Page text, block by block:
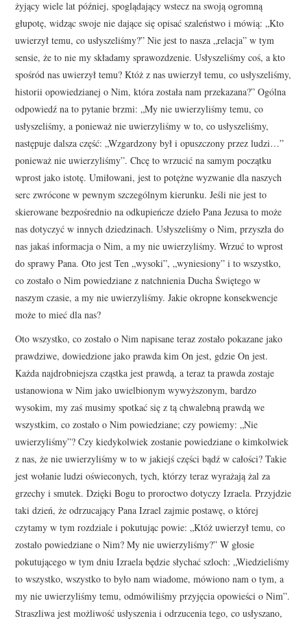
żyjący wiele lat później, spoglądający wstecz na swoją ogromną
głupotę, widząc swoje nie dające się opisać szaleństwo i mówią: „Kto
uwierzył temu, co usłyszeliśmy?” Nie jest to nasza „relacja” w tym
sensie, że to nie my składamy sprawozdzenie. Usłyszeliśmy coś, a kto
spośród nas uwierzył temu? Któż z nas uwierzył temu, co usłyszeliśmy,
historii opowiedzianej o Nim, która została nam przekazana?” Ogólna
odpowiedź na to pytanie brzmi: „My nie uwierzyliśmy temu, co
usłyszeliśmy, a ponieważ nie uwierzyliśmy w to, co usłyszeliśmy,
następuje dalsza część: „Wzgardzony był i opuszczony przez ludzi…”
ponieważ nie uwierzyliśmy”. Chcę to wrzucić na samym początku
wprost jako istotę. Umiłowani, jest to potężne wyzwanie dla naszych
serc zwrócone w pewnym szczególnym kierunku. Jeśli nie jest to
skierowane bezpośrednio na odkupieńcze dzieło Pana Jezusa to może
nas dotyczyć w innych dziedzinach. Usłyszeliśmy o Nim, przyszła do
nas jakaś informacja o Nim, a my nie uwierzyliśmy. Wrzuć to wprost
do sprawy Pana. Oto jest Ten „wysoki”, „wyniesiony” i to wszystko,
co zostało o Nim powiedziane z natchnienia Ducha Świętego w
naszym czasie, a my nie uwierzyliśmy. Jakie okropne konsekwencje
może to mieć dla nas?
Oto wszystko, co zostało o Nim napisane teraz zostało pokazane jako
prawdziwe, dowiedzione jako prawda kim On jest, gdzie On jest.
Każda najdrobniejsza cząstka jest prawdą, a teraz ta prawda zostaje
ustanowiona w Nim jako uwielbionym wywyższonym, bardzo
wysokim, my zaś musimy spotkać się z tą chwalebną prawdą we
wszystkim, co zostało o Nim powiedziane; czy powiemy: „Nie
uwierzyliśmy”? Czy kiedykolwiek zostanie powiedziane o kimkolwiek
z nas, że nie uwierzyliśmy w to w jakiejś części bądź w całości? Takie
jest wołanie ludzi oświeconych, tych, którzy teraz wyrażają żal za
grzechy i smutek. Dzięki Bogu to proroctwo dotyczy Izraela. Przyjdzie
taki dzień, że odrzucający Pana Izrael zajmie postawę, o której
czytamy w tym rozdziale i pokutując powie: „Któż uwierzył temu, co
zostało powiedziane o Nim? My nie uwierzyliśmy?” W głosie
pokutującego w tym dniu Izraela będzie słychać szloch: „Wiedzieliśmy
to wszystko, wszystko to było nam wiadome, mówiono nam o tym, a
my nie uwierzyliśmy temu, odmówiliśmy przyjęcia opowieści o Nim”.
Straszliwa jest możliwość usłyszenia i odrzucenia tego, co usłyszano,